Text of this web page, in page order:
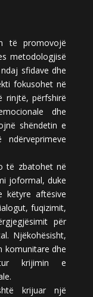
të promovojë
metodologjisë
sfidave dhe
fokusohet në
rinjtë, përfshirë
dhe
shëndetin e
të zbatohet në
joformal, duke
këtyre aftësive
fuqizimit,
për
Njëkohësisht,
komunitare dhe
krijimin e
krijuar një